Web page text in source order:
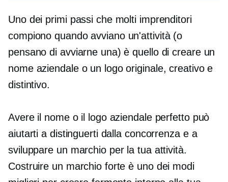
Uno dei primi passi che molti imprenditori
compiono quando avviano un'attività (o
pensano di avviarne una) è quello di creare un
nome aziendale o un logo originale, creativo e
distintivo.
Avere il nome o il logo aziendale perfetto può
aiutarti a distinguerti dalla concorrenza e a
sviluppare un marchio per la tua attività.
Costruire un marchio forte è uno dei modi